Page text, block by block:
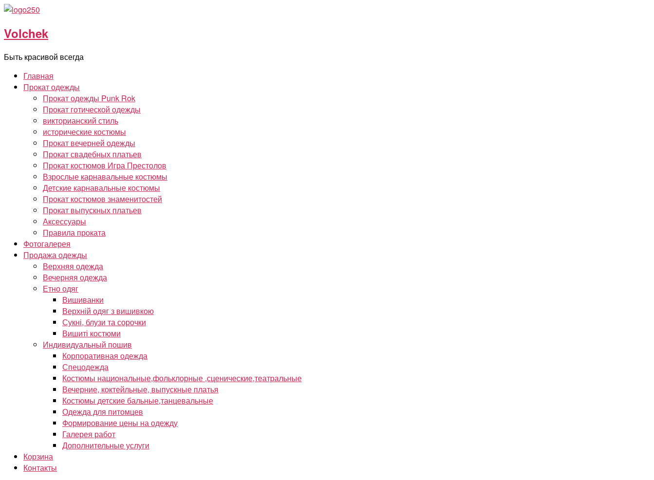
Перейти
содержимому
Volchek
Быть красивой всегда
Главная
Прокат одежды
Прокат одежды Punk Rok
Прокат готической одежды
викторианский стиль
исторические костюмы
Прокат вечерней одежды
Прокат свадебных платьев
Прокат костюмов Игра Престолов
Взрослые карнавальные костюмы
Детские карнавальные костюмы
Прокат костюмов знаменитостей
Прокат выпускных платьев
Аксессуары
Правила проката
Фотогалерея
Продажа одежды
Верхняя одежда
Вечерняя одежда
Етно одяг
Вишиванки
Верхній одяг з вишивкою
Сукні, блузи та сорочки
Вишиті костюми
Индивидуальный пошив
Корпоративная одежда
Спецодежда
Костюмы национальные,фольклорные ,сценические,театральные
Вечерние, коктейльные, выпускные платья
Костюмы детские бальные,танцевальные
Одежда для питомцев
Формирование цены на одежду
Галерея работ
Дополнительные услуги
Корзина
Контакты